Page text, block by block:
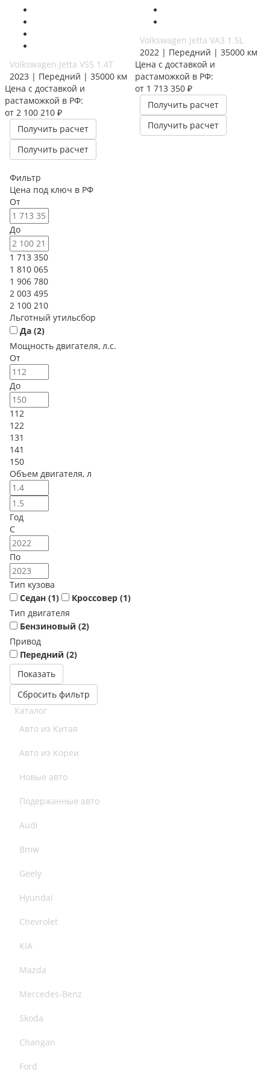
Volkswagen Jetta VS5 1.4T
2023 | Передний | 35000 км
Цена с доставкой и
растаможкой в РФ:
от 2 100 210 ₽
Получить расчет
Получить расчет
Volkswagen Jetta VA3 1.5L
2022 | Передний | 35000 км
Цена с доставкой и
растаможкой в РФ:
от 1 713 350 ₽
Получить расчет
Получить расчет
Фильтр
Цена под ключ в РФ
От
До
1 713 350
1 810 065
1 906 780
2 003 495
2 100 210
Льготный утильсбор
Да (2)
Мощность двигателя, л.с.
От
До
112
122
131
141
150
Объем двигателя, л
Год
С
По
Тип кузова
Седан (1) Кроссовер (1)
Тип двигателя
Бензиновый (2)
Привод
Передний (2)
Сбросить фильтр
Каталог
Авто из Китая
Авто из Кореи
Новые авто
Подержанные авто
Audi
Bmw
Geely
Hyundai
Chevrolet
KIA
Mazda
Mercedes-Benz
Skoda
Changan
Ford